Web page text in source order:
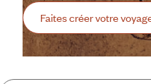
Faites créer votre